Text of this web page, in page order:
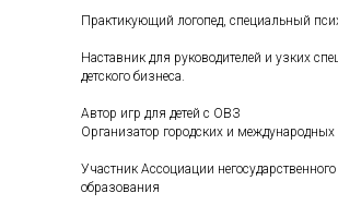
Практикующий логопед, специальный
Наставник для руководителей и узких
детского бизнеса.
Автор игр для детей с ОВЗ
Организатор городских и
Участник Ассоциации негосударственного
образования